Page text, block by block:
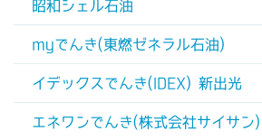
昭和シェル石油
myでんき(東燃ゼネラル石油)
イデックスでんき(IDEX) 新出光
エネワンでんき(株式会社サイサン)